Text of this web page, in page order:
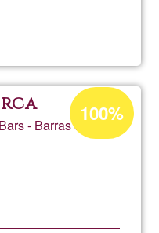
- Barras de
Acceptance
percentage
100%